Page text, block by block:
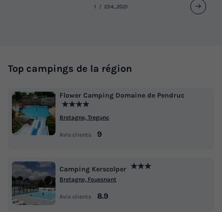
1 234...2021
Top campings de la région
Flower Camping Domaine de Pendruc
★★★★
Bretagne, Tregunc
Avis clients 9
Camping Kerscolper ★★★
Bretagne, Fouesnant
Avis clients 8.9